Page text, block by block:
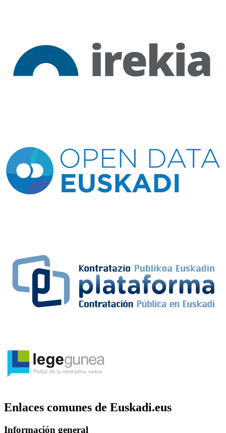
Enlaces comunes de Euskadi.eus
Información general